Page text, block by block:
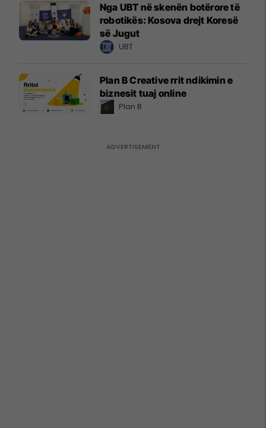
Nga UBT në skenën botërore të
robotikës: Kosova drejt Koresë
së Jugut
UBT
Plan B Creative rrit ndikimin e
biznesit tuaj online
Plan B